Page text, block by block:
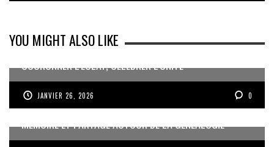
YOU MIGHT ALSO LIKE
COURONNER L’ÉCLAT, CÉLÉBRER L’UNITÉ
JANVIER 26, 2026 0
MÉMOIRE ET PARTAGE AUTOUR DE LA GÉNÉALOGIE